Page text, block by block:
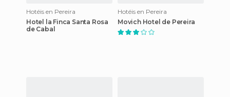
Hotéis en Pereira
Hotel la Finca Santa Rosa
de Cabal
Hotéis en Pereira
Movich Hotel de Pereira